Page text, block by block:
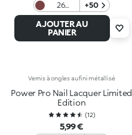
26
Reddish
Mauve
+50
AJOUTER AU
PANIER
Vernis à ongles au fini métallisé
Power Pro Nail Lacquer Limited
Edition
(12)
5,99 €